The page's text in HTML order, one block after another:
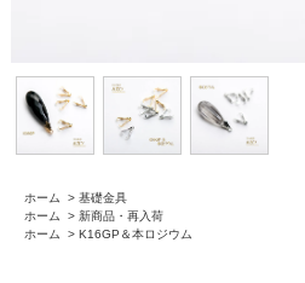
ホーム > 基礎金具
ホーム
> 新商品・再入荷
ホーム
> K16GP＆本ロジウム